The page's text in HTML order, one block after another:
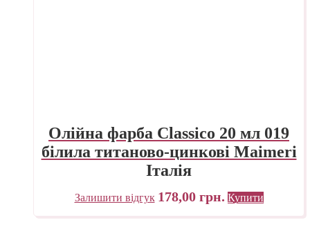
Олійна фарба Classico 20 мл 019
білила титаново-цинкові Maimeri
Італія
Залишити відгук 178,00 грн. Купити